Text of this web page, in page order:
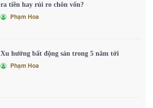
ra tiền hay rủi ro chôn vốn?
Phạm Hoa
Xu hướng bất động sản trong 5 năm tới
Phạm Hoa